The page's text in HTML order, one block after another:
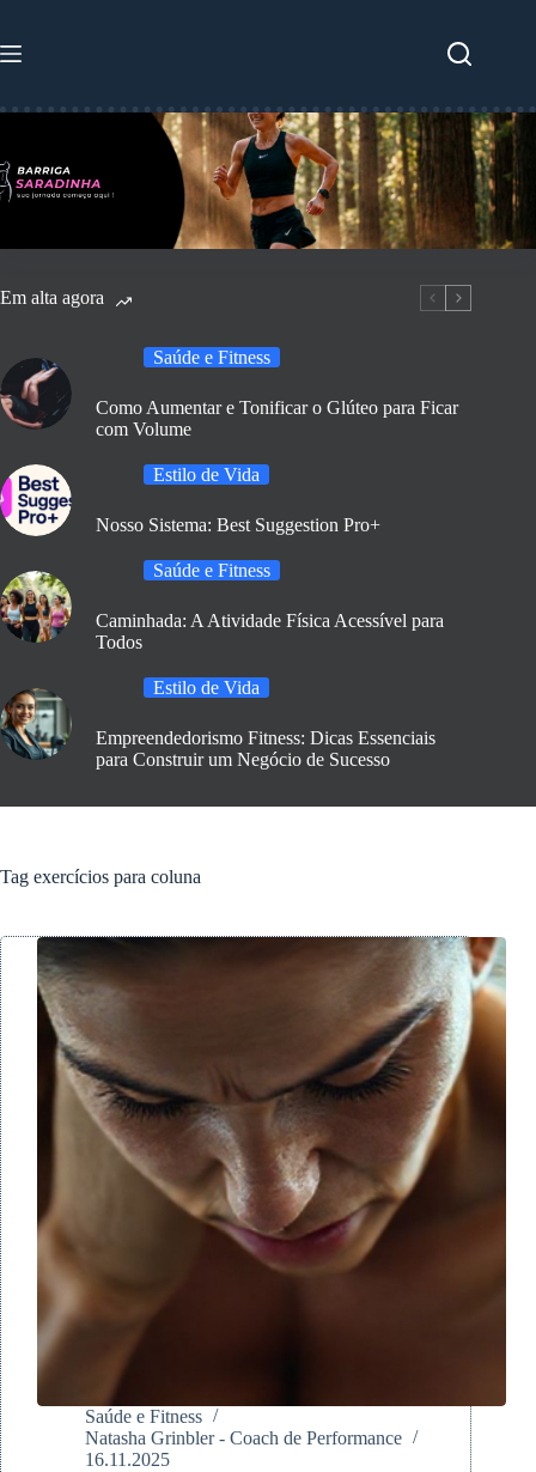
o
Em alta agora
Saúde e Fitness
Como Aumentar e Tonificar o Glúteo para Ficar
com Volume
Estilo de Vida
Nosso Sistema: Best Suggestion Pro+
Saúde e Fitness
Caminhada: A Atividade Física Acessível para
Todos
Estilo de Vida
Empreendedorismo Fitness: Dicas Essenciais
para Construir um Negócio de Sucesso
Tag exercícios para coluna
Saúde e Fitness
Natasha Grinbler - Coach de Performance
16.11.2025